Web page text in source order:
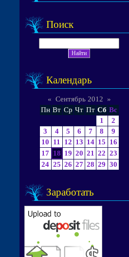
Поиск
Календарь
« Сентябрь 2012
»
Пн Вт Ср Чт Пт Сб Вс
1
2
3
4 5 6 7 8
9
10
11 12 13 14 15
16
17 18 19 20 21 22 23
24 25 26 27 28 29 30
Заработать